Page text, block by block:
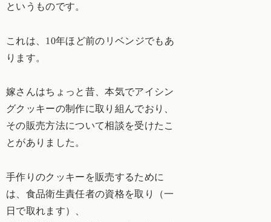
というものです。
これは、10年ほど前のリベンジでもあ
ります。
嫁さんはちょっと昔、本気でアイシン
グクッキーの制作に取り組んでおり、
その販売方法について相談を受けたこ
とがありました。
手作りのクッキーを販売するために
は、食品衛生責任者の資格を取り（一
日で取れます）、